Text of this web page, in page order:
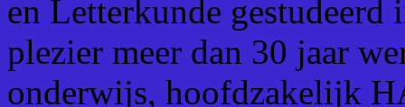
en Letterkunde gestudeerd
plezier meer dan 30 jaar
onderwijs, hoofdzakelijk